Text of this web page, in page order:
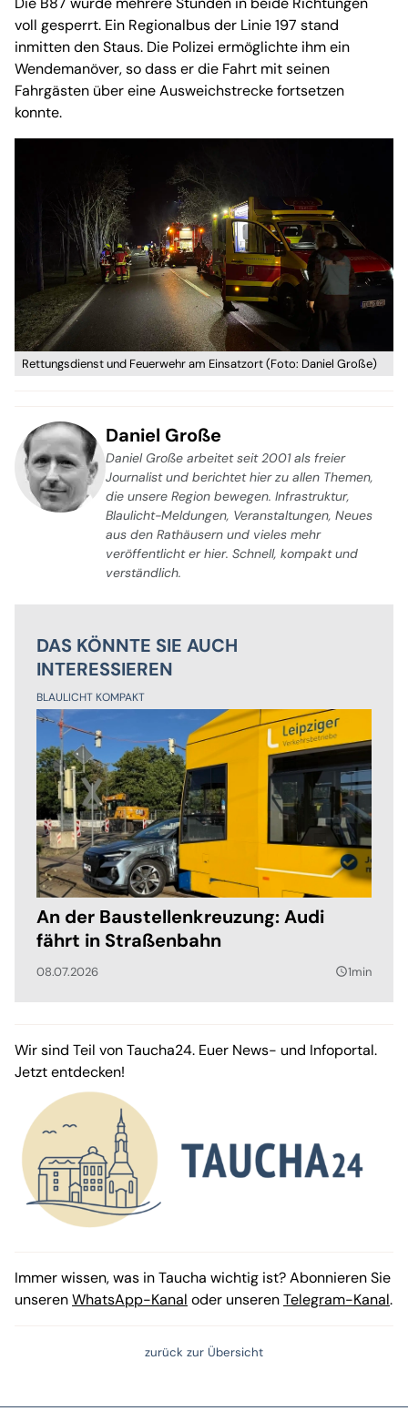
voll gesperrt. Ein Regionalbus der Linie 197 stand
inmitten den Staus. Die Polizei ermöglichte ihm ein
Wendemanöver, so dass er die Fahrt mit seinen
Fahrgästen über eine Ausweichstrecke fortsetzen
konnte.
Rettungsdienst und Feuerwehr am Einsatzort (Foto: Daniel Große)
Daniel Große
Daniel Große arbeitet seit 2001 als freier
Journalist und berichtet hier zu allen Themen,
die unsere Region bewegen. Infrastruktur,
Blaulicht-Meldungen, Veranstaltungen, Neues
aus den Rathäusern und vieles mehr
veröffentlicht er hier. Schnell, kompakt und
verständlich.
DAS KÖNNTE SIE AUCH
INTERESSIEREN
BLAULICHT KOMPAKT
An der Baustellenkreuzung: Audi
fährt in Straßenbahn
08.07.2026 query_builder1min
Wir sind Teil von Taucha24. Euer News- und Infoportal.
Jetzt entdecken!
Immer wissen, was in Taucha wichtig ist? Abonnieren Sie
unserenWhatsApp-Kanal oder unserenTelegram-Kanal.
zurück zur Übersicht